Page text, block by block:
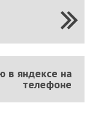
в яндексе на
телефоне